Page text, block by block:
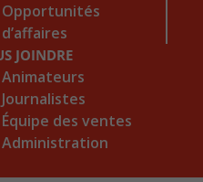
Opportunités
d’affaires
JOINDRE
Animateurs
Journalistes
Équipe des ventes
Administration